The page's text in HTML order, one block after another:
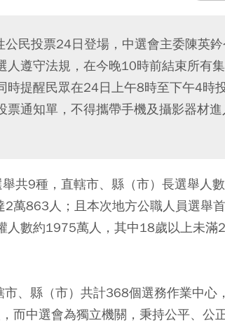
民投票24日登場，中選會主委陳英
人遵守法規，在今晚10時前結束所有
時提醒民眾在24日上午8時至下午4時
票通知單，不得攜帶手機及攝影器材
共9種，直轄市、縣（市）長選舉人
萬863人；且本次地方公職人員選舉
人數約1975萬人，其中18歲以上未滿
、縣（市）共計368個選務作業中心
而中選會為獨立機關，秉持公平、公